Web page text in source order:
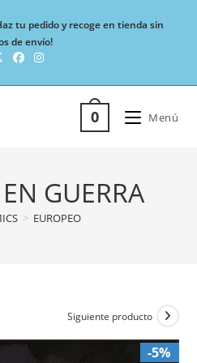
tu pedido y recoge en tienda sin
de envío!
0 Menú
GUERRA
> EUROPEO
Siguiente producto
-5%